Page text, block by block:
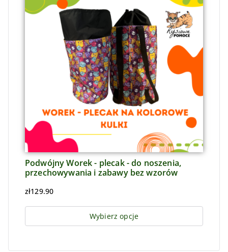
Podwójny Worek - plecak - do noszenia,
przechowywania i zabawy bez wzorów
zł129.90
Wybierz opcje